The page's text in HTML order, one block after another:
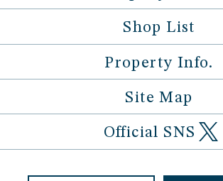
Shop List
Property Info.
Site Map
Official SNS